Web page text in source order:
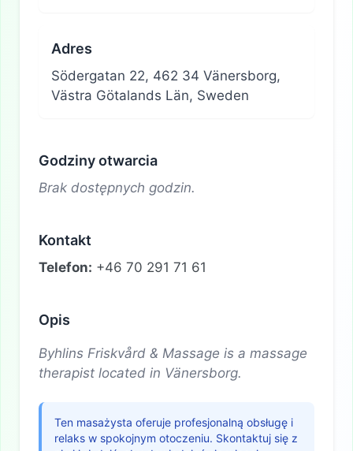
Adres
Södergatan 22, 462 34 Vänersborg,
Västra Götalands Län, Sweden
Godziny otwarcia
Brak dostępnych godzin.
Kontakt
Telefon: +46 70 291 71 61
Opis
Byhlins Friskvård & Massage is a massage
therapist located in Vänersborg.
Ten masażysta oferuje profesjonalną obsługę i
relaks w spokojnym otoczeniu. Skontaktuj się z